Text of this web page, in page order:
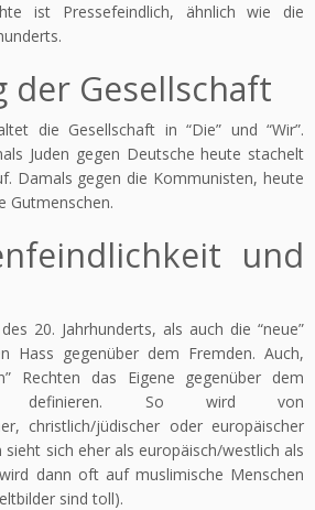
ist Pressefeindlich, ähnlich wie die
der Gesellschaft
die Gesellschaft in “Die” und “Wir”.
Juden gegen Deutsche heute stachelt
Damals gegen die Kommunisten, heute
Gutmenschen.
und
20. Jahrhunderts, als auch die “neue”
Hass gegenüber dem Fremden. Auch,
Rechten das Eigene gegenüber dem
definieren. So wird von
christlich/jüdischer oder europäischer
sich eher als europäisch/westlich als
dann oft auf muslimische Menschen
sind toll).